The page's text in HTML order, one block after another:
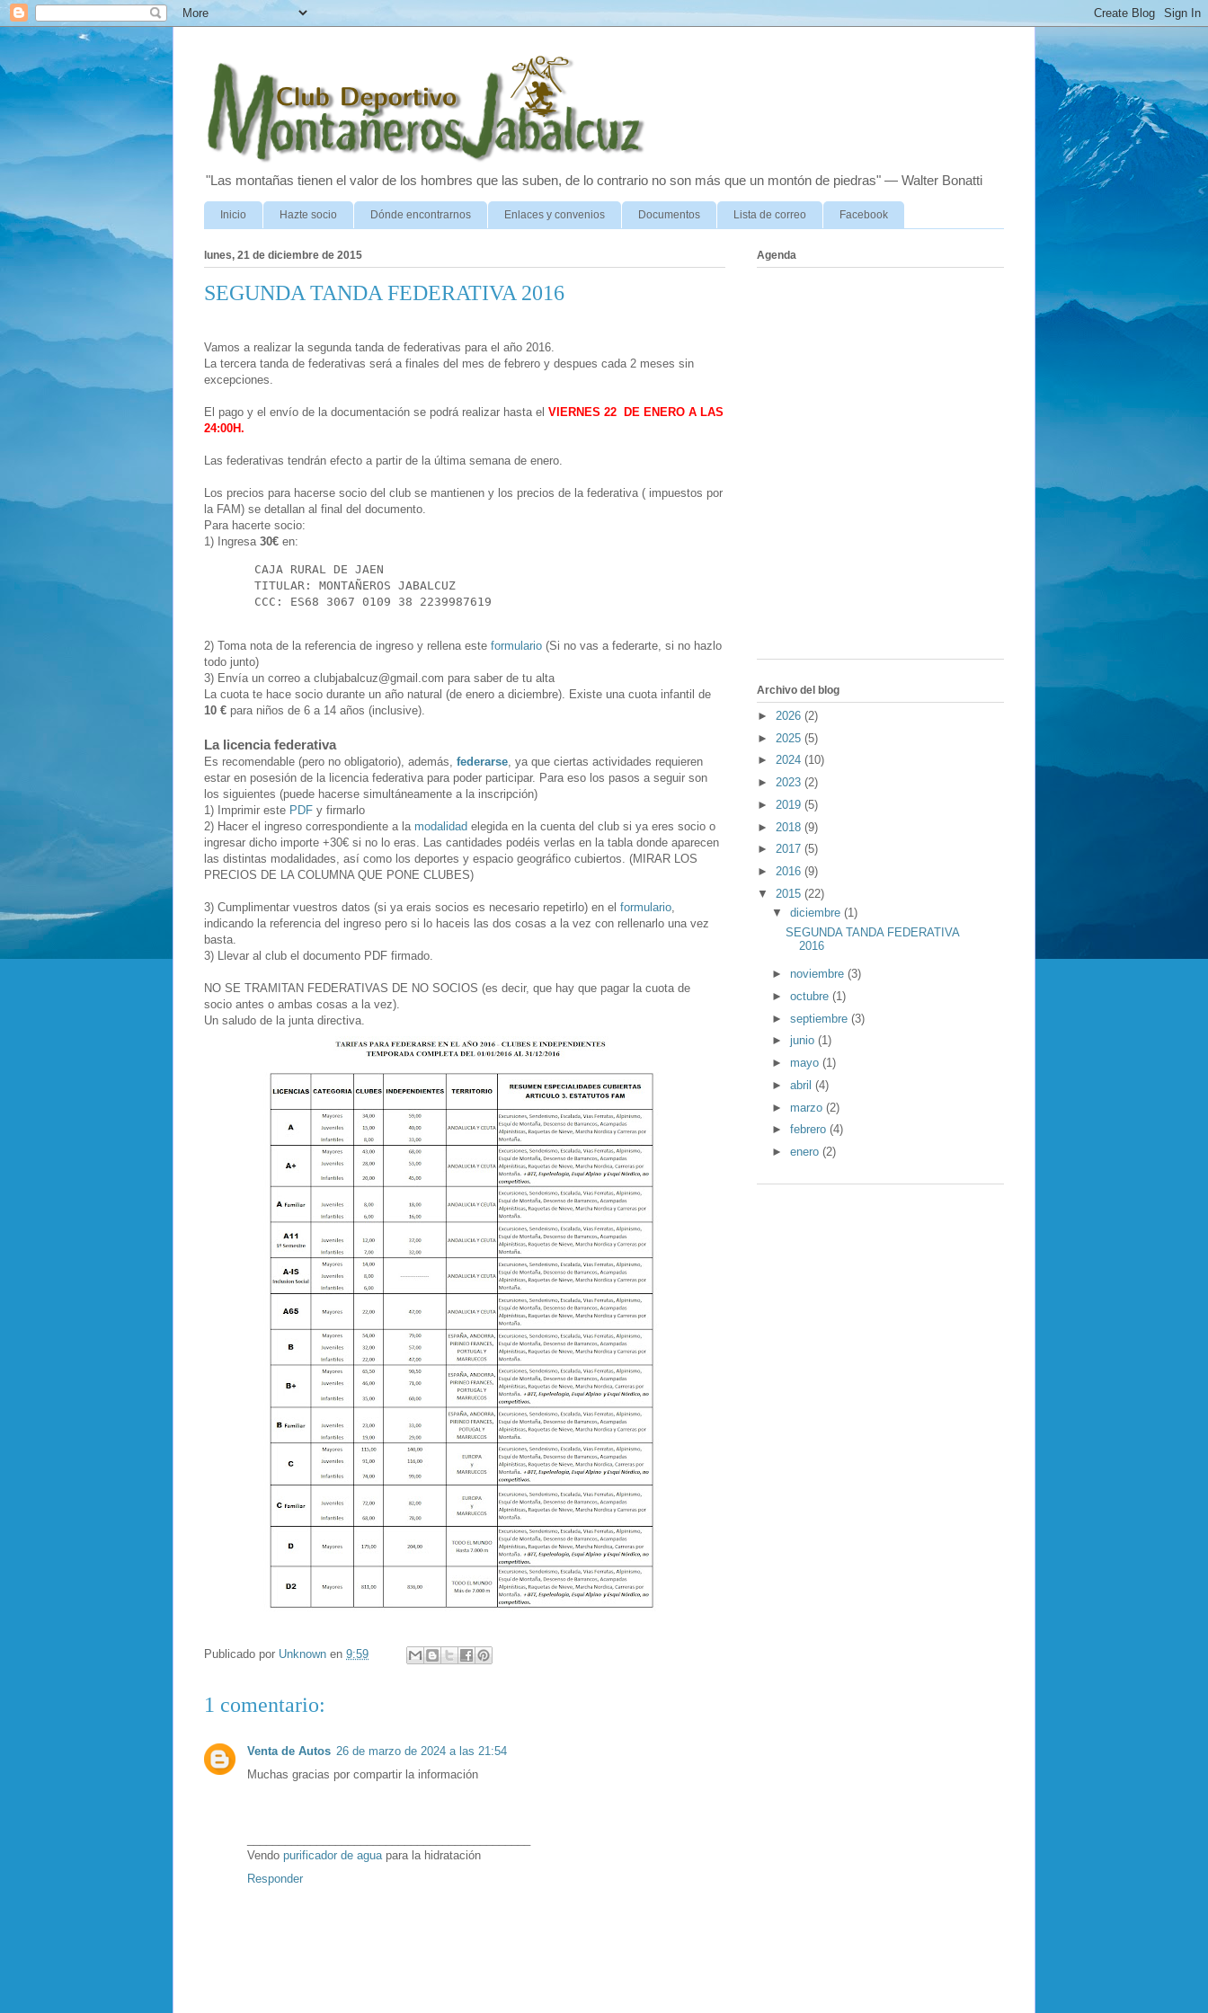
"Las montañas tienen el valor de los hombres que las suben, de lo contrario no son más que un montón de piedras" — Walter Bonatti
Inicio Hazte socio Dónde encontrarnos Enlaces y convenios Documentos Lista de correo Facebook
lunes, 21 de diciembre de 2015
SEGUNDA TANDA FEDERATIVA 2016
Vamos a realizar la segunda tanda de federativas para el año 2016.
La tercera tanda de federativas será a finales del mes de febrero y despues cada 2 meses sin
excepciones.
El pago y el envío de la documentación se podrá realizar hasta el VIERNES 22 DE ENERO A LAS
24:00H.
Las federativas tendrán efecto a partir de la última semana de enero.
Los precios para hacerse socio del club se mantienen y los precios de la federativa ( impuestos por
la FAM) se detallan al final del documento.
Para hacerte socio:
1) Ingresa 30€ en:
       CAJA RURAL DE JAEN
       TITULAR: MONTAÑEROS JABALCUZ
       CCC: ES68 3067 0109 38 2239987619
2) Toma nota de la referencia de ingreso y rellena este formulario (Si no vas a federarte, si no hazlo
todo junto)
3) Envía un correo a clubjabalcuz@gmail.com para saber de tu alta
La cuota te hace socio durante un año natural (de enero a diciembre). Existe una cuota infantil de
10 € para niños de 6 a 14 años (inclusive).
La licencia federativa
Es recomendable (pero no obligatorio), además, federarse , ya que ciertas actividades requieren
estar en posesión de la licencia federativa para poder participar. Para eso los pasos a seguir son
los siguientes (puede hacerse simultáneamente a la inscripción)
1) Imprimir este PDF y firmarlo
2) Hacer el ingreso correspondiente a la modalidad elegida en la cuenta del club si ya eres socio o
ingresar dicho importe +30€ si no lo eras. Las cantidades podéis verlas en la tabla donde aparecen
las distintas modalidades, así como los deportes y espacio geográfico cubiertos. (MIRAR LOS
PRECIOS DE LA COLUMNA QUE PONE CLUBES)
3) Cumplimentar vuestros datos (si ya erais socios es necesario repetirlo) en el formulario
indicando la referencia del ingreso pero si lo haceis las dos cosas a la vez con rellenarlo una vez
basta.
3) Llevar al club el documento PDF firmado.
NO SE TRAMITAN FEDERATIVAS DE NO SOCIOS (es decir, que hay que pagar la cuota de
socio antes o ambas cosas a la vez).
Un saludo de la junta directiva.
Publicado por Unknown en 9:59
1 comentario:
Venta de Autos 26 de marzo de 2024 a las 21:54
Muchas gracias por compartir la información
Vendo purificador de agua para la hidratación
Responder
Agenda
Archivo del blog
► 2026 (2)
► 2025 (5)
► 2024 (10)
► 2023 (2)
► 2019 (5)
► 2018 (9)
► 2017 (5)
► 2016 (9)
▼ 2015 (22)
▼ diciembre (1)
SEGUNDA TANDA FEDERATIVA
2016
► noviembre (3)
► octubre (1)
► septiembre (3)
► junio (1)
► mayo (1)
► abril (4)
► marzo (2)
► febrero (4)
► enero (2)